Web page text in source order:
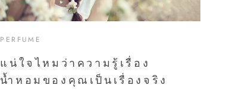
PERFUME
แน่ใจไหมว่าความรู้เรื่อง
น้ำหอมของคุณเป็นเรื่องจริง